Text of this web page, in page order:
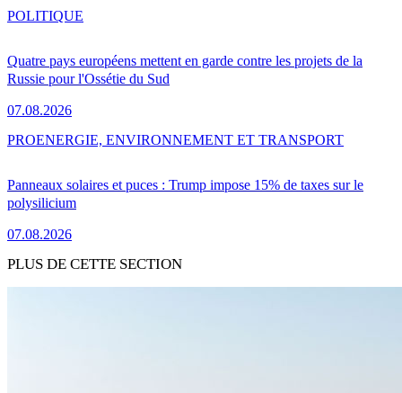
Quatre pays européens mettent en garde contre les projets de la
Russie pour l'Ossétie du Sud
07.08.2026
POLITIQUE
Panneaux solaires et puces : Trump impose 15% de taxes sur le
polysilicium
07.08.2026
PROENERGIE, ENVIRONNEMENT ET TRANSPORT
PLUS DE CETTE SECTION